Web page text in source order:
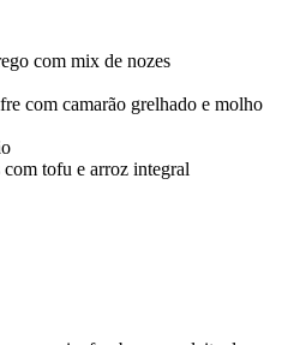
com mix de nozes
com camarão grelhado e molho
com tofu e arroz integral